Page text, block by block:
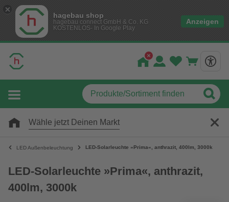
hagebau shop
hagebau connect GmbH & Co. KG
KOSTENLOS- In Google Play
Anzeigen
Wähle jetzt Deinen Markt
LED Außenbeleuchtung LED-Solarleuchte »Prima«, anthrazit, 400lm, 3000k
LED-Solarleuchte »Prima«, anthrazit,
400lm, 3000k